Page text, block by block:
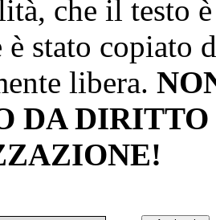
che il testo
è stato
libera.
DA